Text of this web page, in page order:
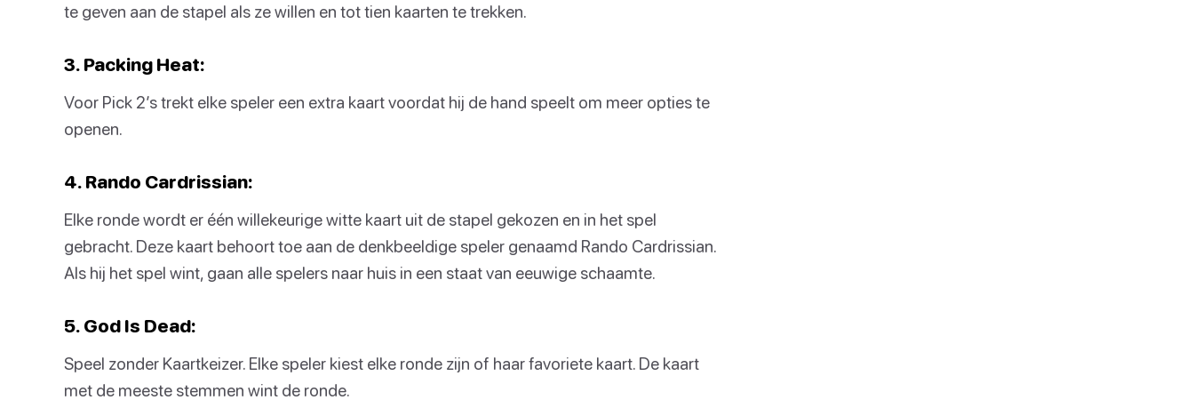
te geven aan de stapel als ze willen en tot tien kaarten te trekken.
3. Packing Heat:
Voor Pick 2’s trekt elke speler een extra kaart voordat hij de hand speelt om meer opties te
openen.
4. Rando Cardrissian:
Elke ronde wordt er één willekeurige witte kaart uit de stapel gekozen en in het spel
gebracht. Deze kaart behoort toe aan de denkbeeldige speler genaamd Rando Cardrissian.
Als hij het spel wint, gaan alle spelers naar huis in een staat van eeuwige schaamte.
5. God Is Dead:
Speel zonder Kaartkeizer. Elke speler kiest elke ronde zijn of haar favoriete kaart. De kaart
met de meeste stemmen wint de ronde.